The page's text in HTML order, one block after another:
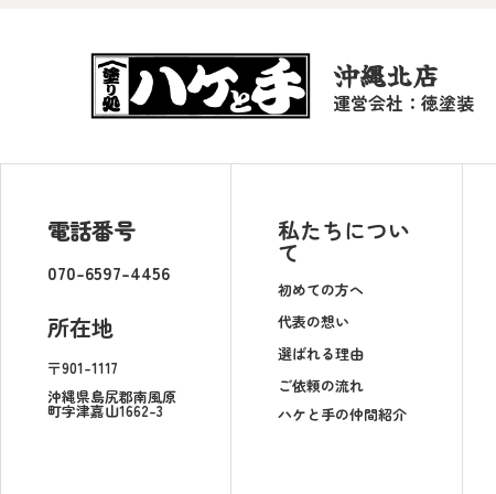
沖縄北店
運営会社：徳塗装
電話番号
070-6597-4456
所在地
〒901-1117
沖縄県島尻郡南風原
町字津嘉山1662-3
私たちについ
て
初めての方へ
代表の想い
選ばれる理由
ご依頼の流れ
ハケと手の仲間紹介